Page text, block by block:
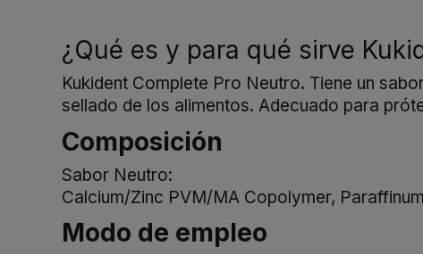
¿Qué es y para qué sirve
Kukident Complete Pro Neutro. Tiene un
sellado de los alimentos. Adecuado para
Composición
Sabor Neutro:
Calcium/Zinc PVM/MA Copolymer,
Modo de empleo